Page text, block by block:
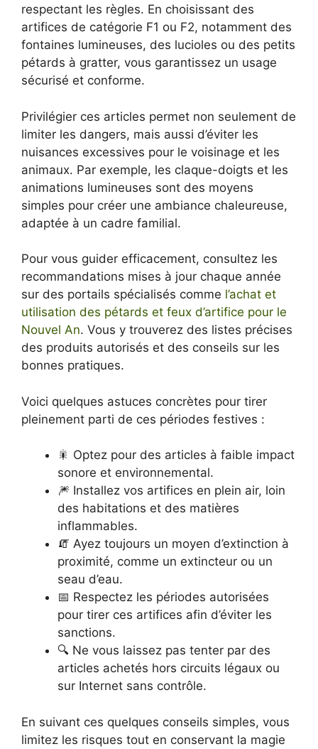
respectant les règles. En choisissant des
artifices de catégorie F1 ou F2, notamment des
fontaines lumineuses, des lucioles ou des petits
pétards à gratter, vous garantissez un usage
sécurisé et conforme.
Privilégier ces articles permet non seulement de
limiter les dangers, mais aussi d’éviter les
nuisances excessives pour le voisinage et les
animaux. Par exemple, les claque-doigts et les
animations lumineuses sont des moyens
simples pour créer une ambiance chaleureuse,
adaptée à un cadre familial.
Pour vous guider efficacement, consultez les
recommandations mises à jour chaque année
sur des portails spécialisés comme l’achat et
utilisation des pétards et feux d’artifice pour le
Nouvel An. Vous y trouverez des listes précises
des produits autorisés et des conseils sur les
bonnes pratiques.
Voici quelques astuces concrètes pour tirer
pleinement parti de ces périodes festives :
🎇 Optez pour des articles à faible impact
sonore et environnemental.
🎆 Installez vos artifices en plein air, loin
des habitations et des matières
inflammables.
🧯 Ayez toujours un moyen d’extinction à
proximité, comme un extincteur ou un
seau d’eau.
📅 Respectez les périodes autorisées
pour tirer ces artifices afin d’éviter les
sanctions.
🔍 Ne vous laissez pas tenter par des
articles achetés hors circuits légaux ou
sur Internet sans contrôle.
En suivant ces quelques conseils simples, vous
limitez les risques tout en conservant la magie